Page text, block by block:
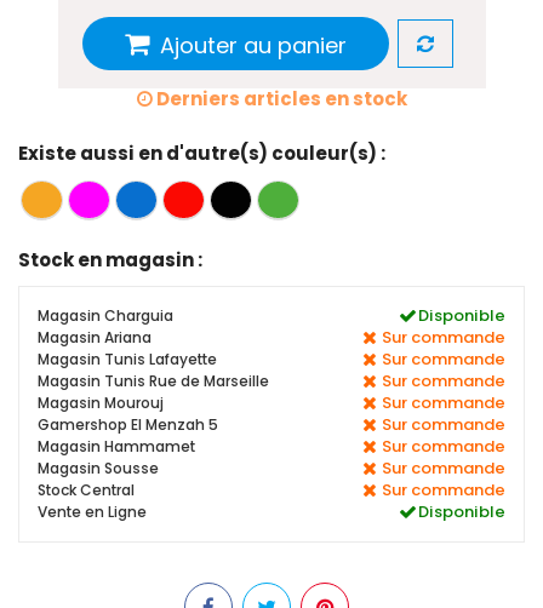
Ajouter au panier
Derniers articles en stock
Existe aussi en d'autre(s) couleur(s) :
Stock en magasin :
Magasin Charguia Disponible
Magasin Ariana Sur commande
Magasin Tunis Lafayette Sur commande
Magasin Tunis Rue de Marseille Sur commande
Magasin Mourouj Sur commande
Gamershop El Menzah 5 Sur commande
Magasin Hammamet Sur commande
Magasin Sousse Sur commande
Stock Central Sur commande
Vente en Ligne Disponible